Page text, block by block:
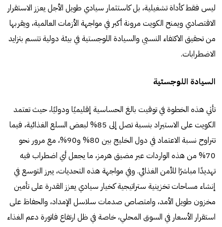
ليس فقط كأداة تشغيلية، بل كاستثمار سيادي طويل الأجل يعزز الاستقرار
الاقتصادي ويمنح الكويت مرونة أكبر في مواجهة الأزمات العالمية، ويقربها
من تحقيق الاكتفاء النسبي والسيادة اللوجستية في بيئة دولية تتسم بتزايد
الاضطرابات.
السيادة اللوجستية
تأتي هذه الخطوة في توقيت بالغ الحساسية إقليميًا ودوليًا، حيث تعتمد
الكويت على الاستيراد بنسبة تصل إلى 85% لبعض السلع الغذائية، فيما
تتراوح نسبة الاعتماد في دول الخليج بين 80% و90%، مع مرور نحو
70% من هذه الواردات عبر مضيق هرمز، ما يجعل أي اضطراب فيه
تهديدًا مباشرًا للأمن الغذائي. وفي مواجهة هذه التحديات، يبرز التوسع في
إنشاء مساحات تخزينية ستراتيجية كخيار سيادي يعزز القدرة على تأمين
مخزون طويل الأمد، وامتصاص صدمات سلاسل الإمداد، والحفاظ على
استقرار الأسعار في السوق المحلي، خاصة في ظل ارتفاع فاتورة دعم الغذاء